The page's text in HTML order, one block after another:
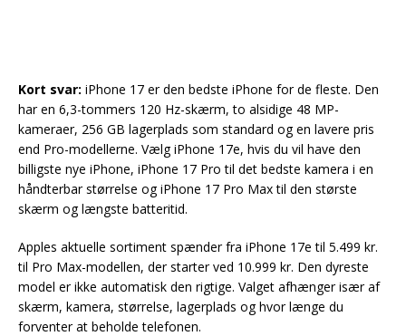
Kort svar: iPhone 17 er den bedste iPhone for de fleste. Den
har en 6,3-tommers 120 Hz-skærm, to alsidige 48 MP-
kameraer, 256 GB lagerplads som standard og en lavere pris
end Pro-modellerne. Vælg iPhone 17e, hvis du vil have den
billigste nye iPhone, iPhone 17 Pro til det bedste kamera i en
håndterbar størrelse og iPhone 17 Pro Max til den største
skærm og længste batteritid.
Apples aktuelle sortiment spænder fra iPhone 17e til 5.499 kr.
til Pro Max-modellen, der starter ved 10.999 kr. Den dyreste
model er ikke automatisk den rigtige. Valget afhænger især af
skærm, kamera, størrelse, lagerplads og hvor længe du
forventer at beholde telefonen.